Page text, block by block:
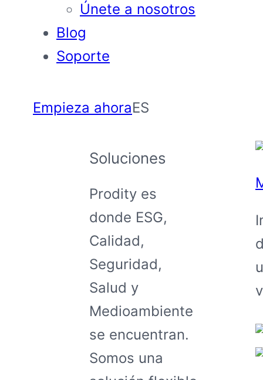
Únete a nosotros
Blog
Soporte
Empieza ahoraES
Soluciones
Prodity es
donde ESG,
Calidad,
Seguridad,
Salud y
Medioambiente
se encuentran.
Somos una